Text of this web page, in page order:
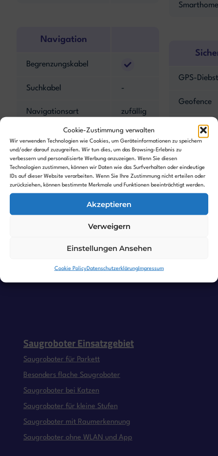
Cookie-Zustimmung verwalten
Wir verwenden Technologien wie Cookies, um Geräteinformationen zu speichern
und/oder darauf zuzugreifen. Wir tun dies, um das Browsing-Erlebnis zu
verbessern und personalisierte Werbung anzuzeigen. Wenn Sie diesen
Technologien zustimmen, können wir Daten wie das Surfverhalten oder eindeutige
IDs auf dieser Website verarbeiten. Wenn Sie Ihre Zustimmung nicht erteilen oder
zurückziehen, können bestimmte Merkmale und Funktionen beeinträchtigt werden.
Akzeptieren
Verweigern
Einstellungen Ansehen
Cookie PolicyDatenschutzerklärungImpressum
Navigation
Begrenzungskabel
Suchkabel -
Navigationsart zufällig
Kantenmodus
Hinderniserkennung
Kamera -
GPS-
Geofence
PIN-Code
Alarm
Hebesensor
Features
Saugroboter Einsatzgebiet
Saugroboter für Parkett
Besonders flache Saugroboter
Saugroboter bei Katzen
Saugroboter für kleine Stufen
Saugroboter mit Raumerkennung
Saugroboter ohne WLAN und App